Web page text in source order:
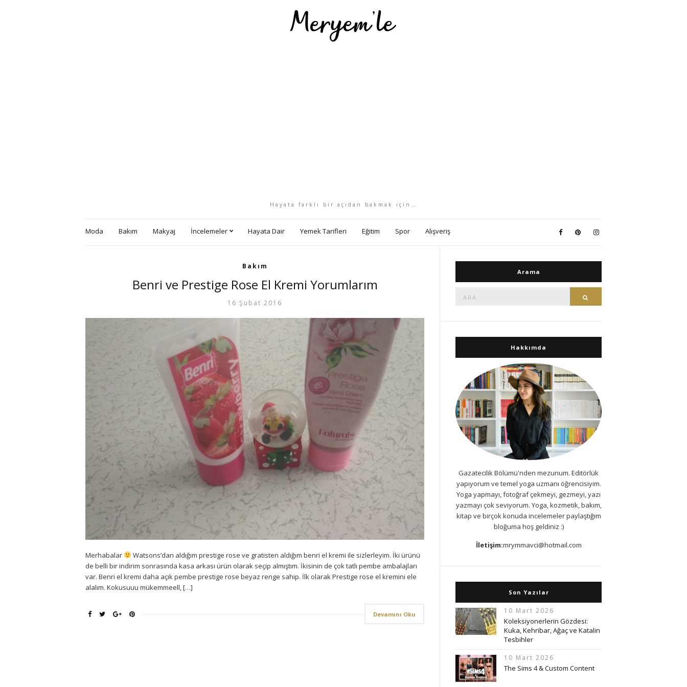
Hayata farklı bir açıdan bakmak için…
Moda Bakım Makyaj İncelemeler Hayata Dair Yemek Tarifleri Eğitim Spor Alışveriş
Bakım
Benri ve Prestige Rose El Kremi Yorumlarım
16 Şubat 2016
Merhabalar
Watsons’dan aldığım prestige rose ve gratisten aldığım benri el kremi ile sizlerleyim. İki ürünü
de belli bir indirim sonrasında kasa arkası ürün olarak seçip almıştım. İkisinin de çok tatlı pembe ambalajları
var. Benri el kremi daha açık pembe prestige rose beyaz renge sahip. İlk olarak Prestige rose el kremini ele
alalım. Kokusuuu mükemmeell, […]
Devamını Oku
Arama
Hakkımda
Gazatecilik Bölümü'nden mezunum. Editörlük
yapıyorum ve temel yoga uzmanı öğrencisiyim.
Yoga yapmayı, fotoğraf çekmeyi, gezmeyi, yazı
yazmayı çok seviyorum. Yoga, kozmetik, bakım,
kitap ve birçok konuda incelemeler paylaştığım
bloğuma hoş geldiniz :)
İletişim:mrymmavci@hotmail.com
Son Yazılar
10 Mart 2026
Koleksiyonerlerin Gözdesi:
Kuka, Kehribar, Ağaç ve Katalin
Tesbihler
10 Mart 2026
The Sims 4 & Custom Content